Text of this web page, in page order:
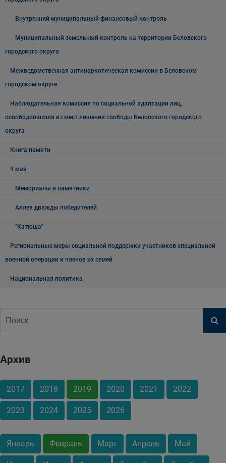
Внутренний муниципальный финансовый контроль
Муниципальный земельный контроль на территории Беловского
городского округа
Межведомственная антинаркотическая комиссии в Беловском
городском округе
Наблюдательная комиссия по социальной адаптации лиц,
освободившихся из мест лишения свободы Беловского городского
округа
Книга памяти
9 мая
Мемориалы и памятники
Аллея дважды победителей
"Катюша"
Региональные меры социальной поддержки участников специальной
военной операции и членов их семей
Национальная политика
Архив
2017 2018 2019 2020 2021 2022
2023 2024 2025 2026
Январь Февраль Март Апрель Май